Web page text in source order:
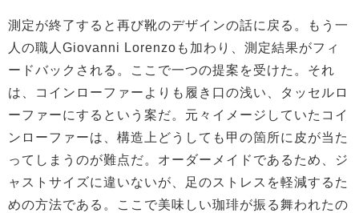
測定が終了すると再び靴のデザインの話に戻る。もう一
人の職人Giovanni Lorenzoも加わり、測定結果がフィ
ードバックされる。ここで一つの提案を受けた。それ
は、コインローファーよりも履き口の浅い、タッセルロ
ーファーにするという案だ。元々イメージしていたコイ
ンローファーは、構造上どうしても甲の箇所に皮が当た
ってしまうのが難点だ。オーダーメイドであるため、ジ
ャストサイズに違いないが、足のストレスを軽減するた
めの方法である。ここで美味しい珈琲が振る舞われたの